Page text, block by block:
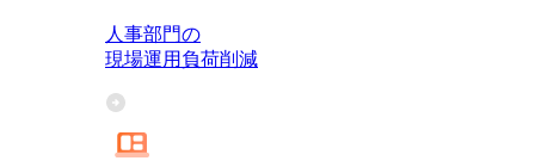
人事部門の
現場運用負荷削減